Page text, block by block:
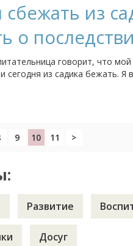
из
о
говорит, что
из садика бежать. Я
(Максим не
9 10 11 >
Развитие
Досуг